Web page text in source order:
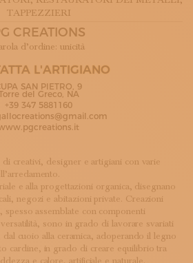
TAPPEZZIERI
CREATIONS
d’ordine: unicità
L'ARTIGIANO
SAN PIETRO, 9
del Greco, NA
+39 347 5881160
creativi, designer e artigiani con varie
e alla progettazioni organica, disegnano
negozi e abitazioni private. Creazioni
spesso assemblate con componenti
sono in grado di lavorare svariati
cuoio alla ceramica, adoperando il legno
cardine, in grado di creare equilibrio tra